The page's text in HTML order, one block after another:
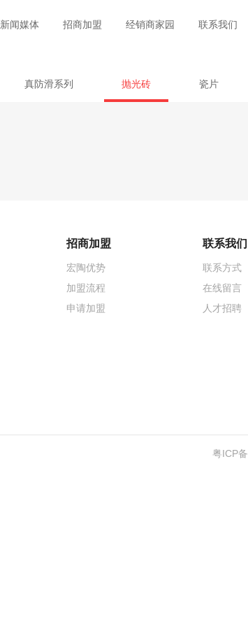
新闻媒体 招商加盟 经销商家园 联系我们
真防滑系列 抛光砖 瓷片
招商加盟
宏陶优势
加盟流程
申请加盟
联系我们
联系方式
在线留言
人才招聘
粤ICP